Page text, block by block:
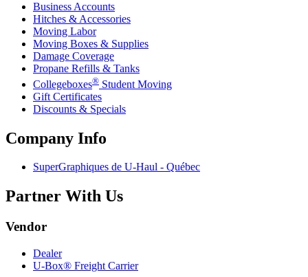
Business Accounts
Hitches & Accessories
Moving Labor
Moving Boxes & Supplies
Damage Coverage
Propane Refills & Tanks
Collegeboxes® Student Moving
Gift Certificates
Discounts & Specials
Company Info
SuperGraphiques de U-Haul - Québec
Partner With Us
Vendor
Dealer
U-Box® Freight Carrier